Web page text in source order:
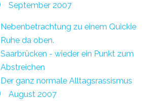
September 2007
Nebenbetrachtung zu einem Quickie
Ruhe da oben.
Saarbrücken - wieder ein Punkt zum
Abstreichen
Der ganz normale Alltagsrassismus
August 2007